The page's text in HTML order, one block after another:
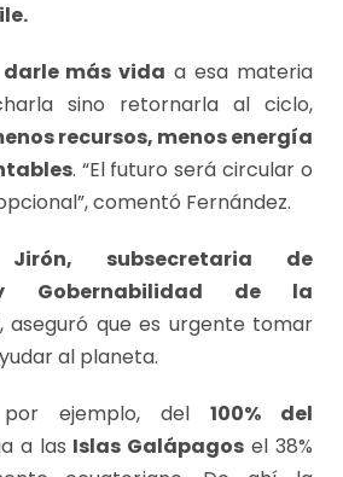
darle más vida a esa materia
sino retornarla al ciclo,
recursos, menos energía
. “El futuro será circular o
comentó Fernández.
subsecretaria de
Gobernabilidad de la
, aseguró que es urgente tomar
al planeta.
por ejemplo, del 100% del
a las Islas Galápagos el 38%